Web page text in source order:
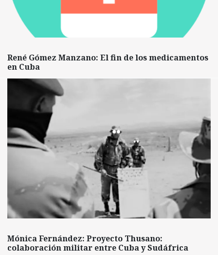
René Gómez Manzano: El fin de los medicamentos
en Cuba
Mónica Fernández: Proyecto Thusano:
colaboración militar entre Cuba y Sudáfrica